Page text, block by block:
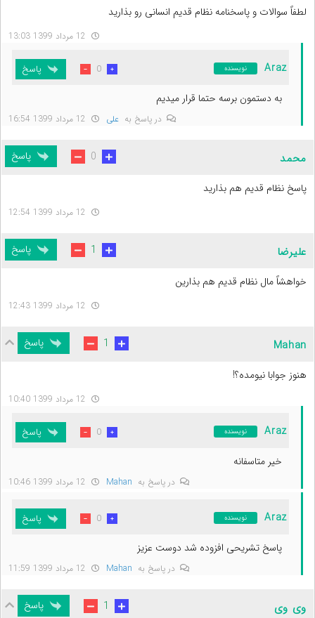
لطفاً سوالات و پاسخنامه نظام قدیم انسانی رو بذارید
Araz نویسنده
در پاسخ به علی
به دستمون برسه حتما قرار میدیم
0 پاسخ
محمد
پاسخ نظام قدیم هم بذارید
0 پاسخ
علیرضا
خواهشاً مال نظام قدیم هم بذارین
1 پاسخ
Mahan
هنوز جوابا نیومده؟!
1 پاسخ
Araz نویسنده
در پاسخ به Mahan
خیر متاسفانه
0 پاسخ
Araz نویسنده
در پاسخ به Mahan
پاسخ تشریحی افزوده شد دوست عزیز
0 پاسخ
وی وی 1 پاسخ